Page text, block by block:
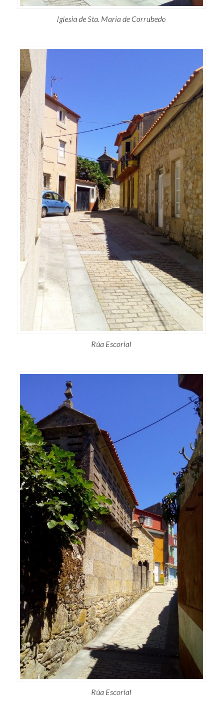
Iglesia de Sta. Maria de Corrubedo
Rúa Escorial
Rúa Escorial